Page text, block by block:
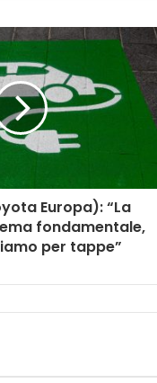
Europa): “La
fondamentale,
per tappe”